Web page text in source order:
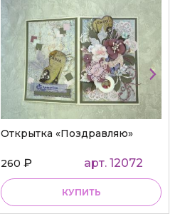
Открытка «Поздравляю»
260₽ арт. 12072
КУПИТЬ